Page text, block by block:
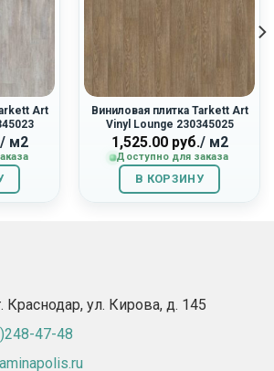
Art
/ м2
Виниловая плитка Tarkett Art
Vinyl Lounge 230345025
«Ramon»
1,525.00руб./ м2
Доступно для заказа
В КОРЗИНУ
Краснодар, ул. Кирова, д. 145​
47-48